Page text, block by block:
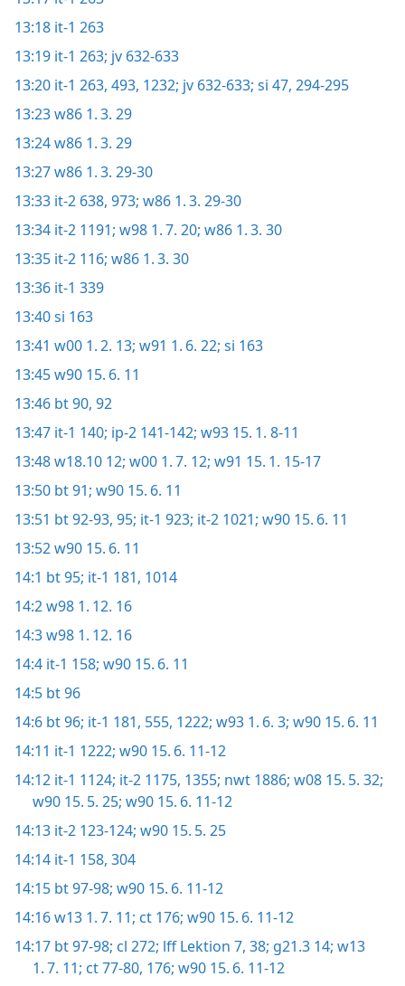
13:18 it-1 263
13:19 it-1 263; jv 632-633
13:20 it-1 263, 493, 1232; jv 632-633; si 47, 294-295
13:23w86 1. 3. 29
13:24w86 1. 3. 29
13:27w86 1. 3. 29-30
13:33 it-2 638, 973; w86 1. 3. 29-30
13:34 it-2 1191; w98 1. 7. 20; w86 1. 3. 30
13:35 it-2 116; w86 1. 3. 30
13:36 it-1 339
13:40si 163
13:41 w00 1. 2. 13; w91 1. 6. 22; si 163
13:45w90 15. 6. 11
13:46 bt 90, 92
13:47 it-1 140; ip-2 141-142; w93 15. 1. 8-11
13:48w18.10 12; w00 1. 7. 12; w91 15. 1. 15-17
13:50 bt 91; w90 15. 6. 11
13:51 bt 92-93, 95; it-1 923; it-2 1021; w90 15. 6. 11
13:52w90 15. 6. 11
14:1 bt 95; it-1 181, 1014
14:2w98 1. 12. 16
14:3w98 1. 12. 16
14:4 it-1 158; w90 15. 6. 11
14:5 bt 96
14:6 bt 96; it-1 181, 555, 1222; w93 1. 6. 3; w90 15. 6. 11
14:11 it-1 1222; w90 15. 6. 11-12
14:12 it-1 1124; it-2 1175, 1355; nwt 1886; w08 15. 5. 32;
w90 15. 5. 25; w90 15. 6. 11-12
14:13 it-2 123-124; w90 15. 5. 25
14:14 it-1 158, 304
14:15 bt 97-98; w90 15. 6. 11-12
14:16w13 1. 7. 11; ct 176; w90 15. 6. 11-12
14:17 bt 97-98; cl 272; lff Lektion 7, 38; g21.3 14; w13
1. 7. 11; ct 77-80, 176; w90 15. 6. 11-12